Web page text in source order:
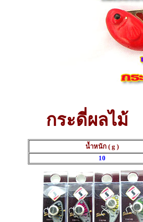
กระดี่ผลไม้
น้ำหนัก ( g )
10